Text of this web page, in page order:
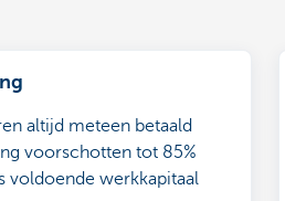
altijd meteen betaald
voorschotten tot 85%
voldoende werkkapitaal